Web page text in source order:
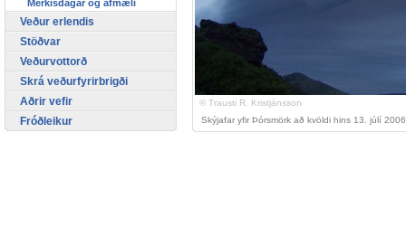
© Trausti R. Kristjánsson
Skýjafar yfir Þórsmörk að kvöldi hins 13. júlí
Merkisdagar og afmæli
Veður erlendis
Stöðvar
Veðurvottorð
Skrá veðurfyrirbrigði
Aðrir vefir
Fróðleikur